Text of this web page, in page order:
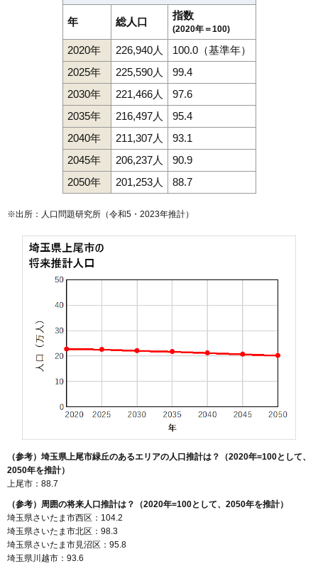
年 総人口
指数
(2020年＝100)
2020年 226,940人
100.0（基準年）
2025年
225,590人
99.4
2030年
221,466人
97.6
2035年
216,497人
95.4
2040年
211,307人
93.1
2045年
206,237人
90.9
2050年
201,253人 88.7
※出所：人口問題研究所（令和5・2023年推計）
（参考）埼玉県上尾市緑丘のあるエリアの人口推計は？（2020年=100として、
2050年を推計）
上尾市：88.7
（参考）周囲の将来人口推計は？（2020年=100として、2050年を推計）
埼玉県さいたま市西区：104.2
埼玉県さいたま市北区：98.3
埼玉県さいたま市見沼区：95.8
埼玉県川越市：93.6